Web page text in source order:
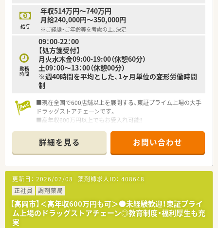
給与
年収514万円～740万円
月給240,000円～350,000円
※ご経験・ご年齢等を考慮の上、決定
勤務
時間
09：00-22：00
【処方箋受付】
月火水木金09:00-19:00（休憩60分）
土09：00～13：00（休憩00分）
※週40時間を平均とした、1ヶ月単位の変形労働時間
制
■現在全国で600店舗以上を展開する、東証プライム上場の大手
ドラッグストアチェーンです。
■高年収600万円以上でもお受入れ可能！
す。
■未経験の方も安心してスタートしていただける環境が整って
います。
■薬剤師研修会や自己啓発支援制度など、研修制度・教育制度が
充実しております。
■事務作業は医療事務スタッフにお任せ！システム化も進んでお
り、薬剤師業務に集中できる環境づくりがされています。
■連続7日間のリフレッシュ休暇も取得可能！この制度を利用し
て海外旅行に出かける方もいらっしゃいます。
詳細を見る お問い合わせ
更新日： 2026/07/08 薬剤師求人ID： 408648
正社員
調剤薬局
【高岡市】＜高年収600万円も可＞●未経験歓迎！東証プライ
ム上場のドラッグストアチェーン◎教育制度・福利厚生も充
実